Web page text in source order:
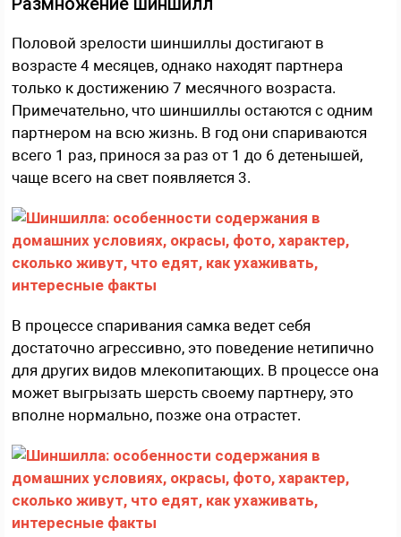
Половой зрелости шиншиллы достигают в
возрасте 4 месяцев, однако находят партнера
только к достижению 7 месячного возраста.
Примечательно, что шиншиллы остаются с одним
партнером на всю жизнь. В год они спариваются
всего 1 раз, принося за раз от 1 до 6 детенышей,
чаще всего на свет появляется 3.
В процессе спаривания самка ведет себя
достаточно агрессивно, это поведение нетипично
для других видов млекопитающих. В процессе она
может выгрызать шерсть своему партнеру, это
вполне нормально, позже она отрастет.